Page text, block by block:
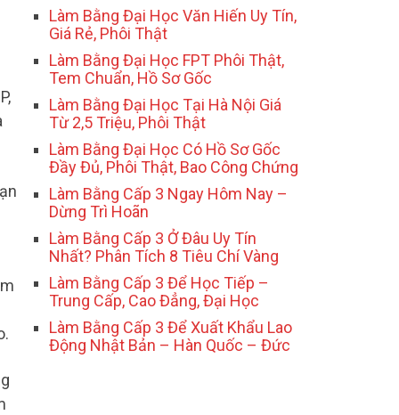
Làm Bằng Đại Học Văn Hiến Uy Tín,
Giá Rẻ, Phôi Thật
Làm Bằng Đại Học FPT Phôi Thật,
Tem Chuẩn, Hồ Sơ Gốc
Làm Bằng Đại Học Tại Hà Nội Giá
Từ 2,5 Triệu, Phôi Thật
Làm Bằng Đại Học Có Hồ Sơ Gốc
Đầy Đủ, Phôi Thật, Bao Công Chứng
Làm Bằng Cấp 3 Ngay Hôm Nay –
Dừng Trì Hoãn
Làm Bằng Cấp 3 Ở Đâu Uy Tín
Nhất? Phân Tích 8 Tiêu Chí Vàng
Làm Bằng Cấp 3 Để Học Tiếp –
Trung Cấp, Cao Đẳng, Đại Học
Làm Bằng Cấp 3 Để Xuất Khẩu Lao
Động Nhật Bản – Hàn Quốc – Đức